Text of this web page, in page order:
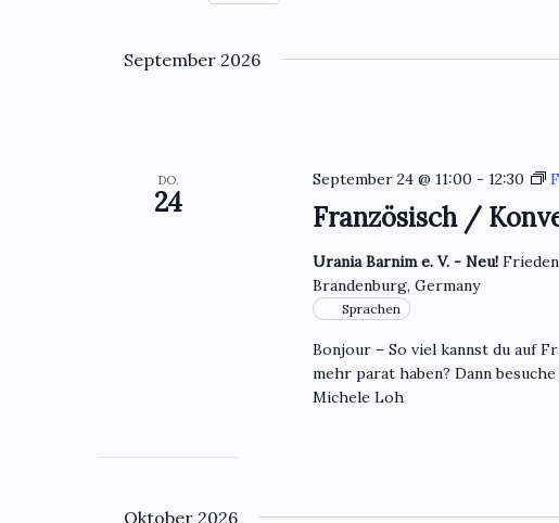
September 2026
DO.
24 Französisch /
September 24 @ 11:00 - 12:30
Urania Barnim e. V. - Neu!
Brandenburg, Germany
Sprachen
Bonjour – So viel kannst du auf
mehr parat haben? Dann
Michele Loh
Oktober 2026